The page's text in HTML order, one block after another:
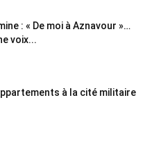
: « De moi à Aznavour »…
voix...
à la cité militaire